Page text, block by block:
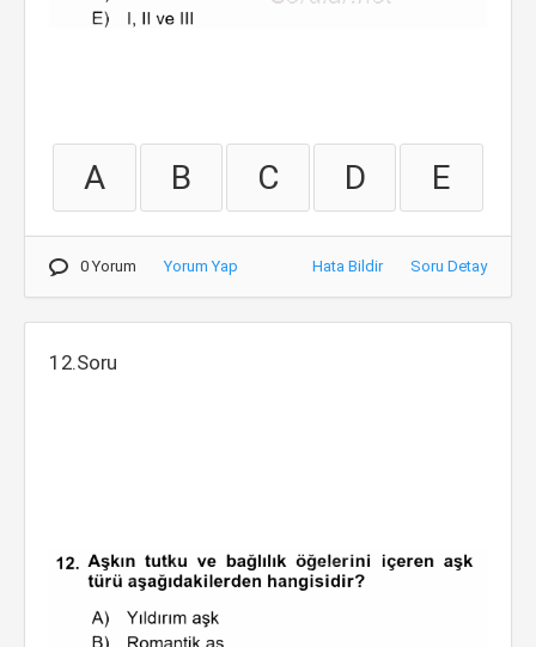
A B C D E
0 Yorum Yorum Yap Hata Bildir Soru Detay
12.Soru